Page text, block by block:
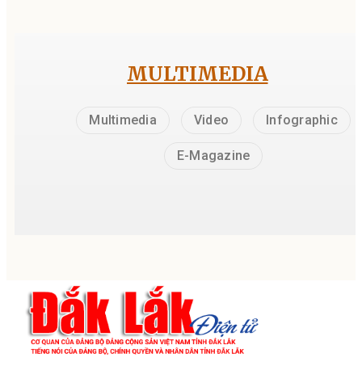
MULTIMEDIA
Multimedia Video Infographic
E-Magazine